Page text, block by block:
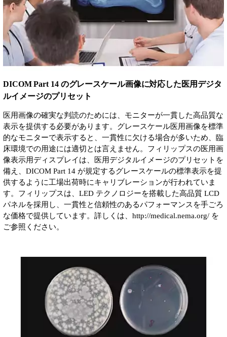
DICOM Part 14 のグレースケール画像に対応した医用デジタ
ルイメージのプリセット
医用画像の確実な判読のためには、モニターが一貫した高品質な
表示を提供する必要があります。グレースケール医用画像を標準
的なモニターで表示すると、一貫性に欠ける場合が多いため、臨
床環境での用途には適切とは言えません。フィリップスの医用画
像表示用ディスプレイは、医用デジタルイメージのプリセットを
備え、DICOM Part 14 が規定するグレースケールの標準表示を提
供するように工場出荷時にキャリブレーションが行われていま
す。フィリップスは、LED テクノロジーを搭載した高品質 LCD
パネルを採用し、一貫性と信頼性のあるパフォーマンスを手ごろ
な価格で提供しています。詳しくは、http://medical.nema.org/ を
ご参照ください。